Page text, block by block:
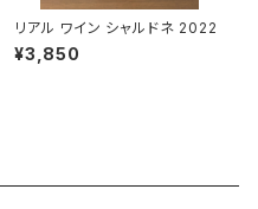
リアル ワイン シャルドネ 2022
¥3,850